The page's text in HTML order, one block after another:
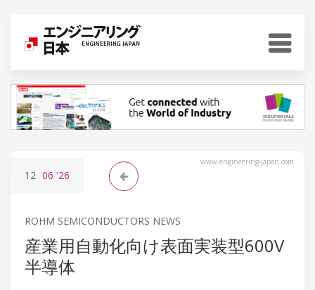
www.engineering-japan.com
12 06 '26
ROHM SEMICONDUCTORS NEWS
産業用自動化向け表面実装型600V
半導体